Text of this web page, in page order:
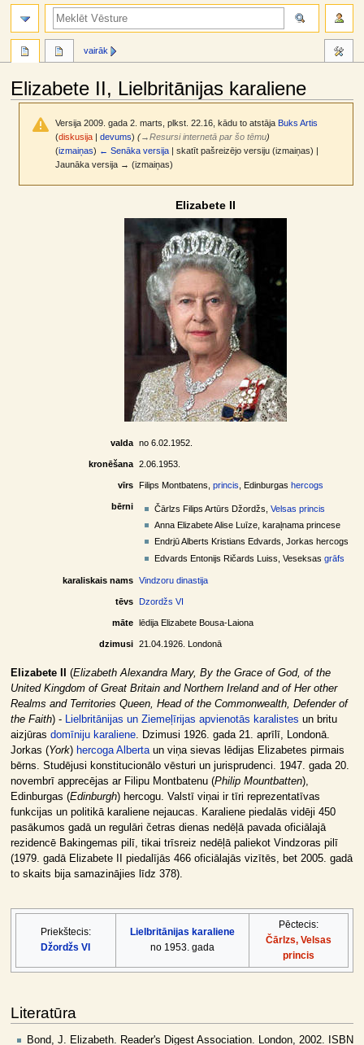
Elizabete II, Lielbritānijas karaliene
Versija 2009. gada 2. marts, plkst. 22.16, kādu to atstājaBuks Artis
(diskusija |devums) (→Resursi internetā par šo tēmu)
(izmaiņas) ← Senāka versija | skatīt pašreizējo versiju (izmaiņas) |
Jaunāka versija → (izmaiņas)
Elizabete II
valda no 6.02.1952.
kronēšana 2.06.1953.
vīrs Filips Montbatens,princis , Edinburgashercogs
bērni Čārlzs Filips Artūrs Džordžs, Velsas princis
Anna Elizabete Alise Luīze, karaļnama princese
Endrjū Alberts Kristians Edvards, Jorkas hercogs
Edvards Entonijs Ričards Luiss, Veseksas grāfs
karaliskais nams Vindzoru dinastija
tēvs Dzordžs VI
māte lēdija Elizabete Bousa-Laiona
dzimusi 21.04.1926. Londonā
Elizabete II (Elizabeth Alexandra Mary, By the Grace of God, of the
United Kingdom of Great Britain and Northern Ireland and of Her other
Realms and Territories Queen, Head of the Commonwealth, Defender of
the Faith) - Lielbritānijas un Ziemeļīrijas apvienotās karalistes un britu
aizjūras domīniju karaliene. Dzimusi 1926. gada 21. aprīlī, Londonā.
Jorkas (York) hercoga Albertaun viņa sievas lēdijas Elizabetes pirmais
bērns. Studējusi konstitucionālo vēsturi un jurisprudenci. 1947. gada 20.
novembrī apprecējas ar Filipu Montbatenu (Philip Mountbatten),
Edinburgas (Edinburgh) hercogu. Valstī viņai ir tīri reprezentatīvas
funkcijas un politikā karaliene nejaucas. Karaliene piedalās vidēji 450
pasākumos gadā un regulāri četras dienas nedēļā pavada oficiālajā
rezidencē Bakingemas pilī, tikai trīsreiz nedēļā paliekot Vindzoras pilī
(1979. gadā Elizabete II piedalījās 466 oficiālajās vizītēs, bet 2005. gadā
to skaits bija samazinājies līdz 378).
Priekštecis:
Džordžs VI
Lielbritānijas karaliene
no 1953. gada
Pēctecis:
Čārlzs, Velsas
princis
Literatūra
Bond, J. Elizabeth. Reader's Digest Association. London, 2002. ISBN
vairāk
meklēt